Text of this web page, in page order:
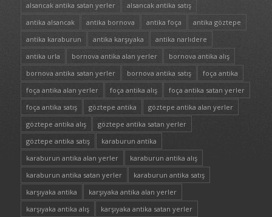
alsancak antika satan yerler
alsancak antika satış
antika alsancak
antika bornova antika foça
antika göztepe
antika karaburun
antika karşıyaka
antika narlıdere
antika urla
bornova antika alan yerler
bornova antika alış
bornova antika satan yerler
bornova antika satış
foça antika
foça antika alan yerler
foça antika alış
foça antika satan yerler
foça antika satış
göztepe antika
göztepe antika alan yerler
göztepe antika alış
göztepe antika satan yerler
göztepe antika satış
karaburun antika
karaburun antika alan yerler
karaburun antika alış
karaburun antika satan yerler
karaburun antika satış
karşıyaka antika
karşıyaka antika alan yerler
karşıyaka antika alış
karşıyaka antika satan yerler